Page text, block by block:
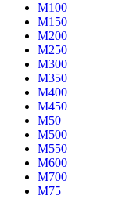
М100
М150
М200
М250
М300
М350
М400
М450
М50
М500
М550
М600
М700
М75